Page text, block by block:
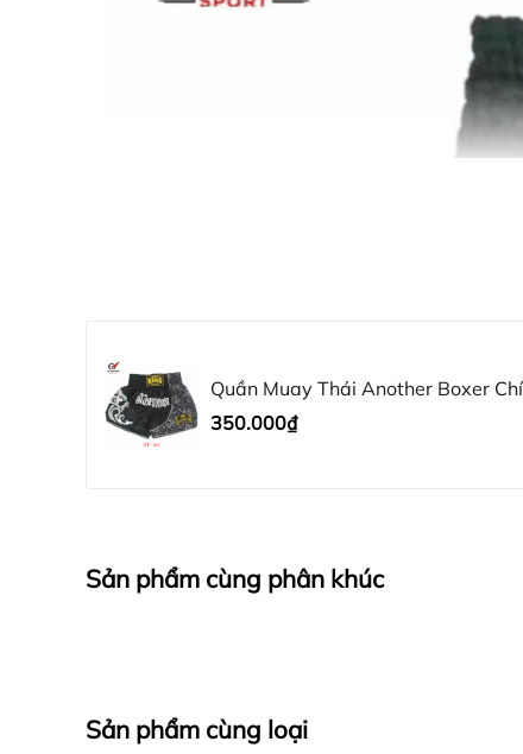
Quần Muay Thái Another Boxer
Satin Cao Cấp | QT-062
350.000₫
Sản phẩm cùng phân khúc
Sản phẩm cùng loại